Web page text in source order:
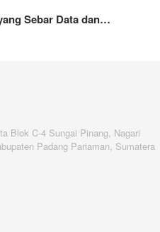
Sebar Data dan…
Blok C-4 Sungai Pinang, Nagari
Padang Pariaman, Sumatera